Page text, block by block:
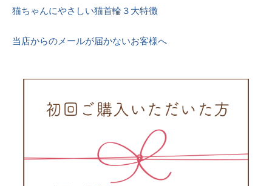
猫ちゃんにやさしい猫首輪３大特徴
当店からのメールが届かないお客様へ